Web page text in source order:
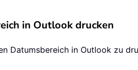
in Outlook drucken
Datumsbereich in Outlook zu